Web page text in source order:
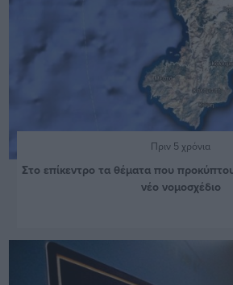
Πριν 5 χρόνια
Στο επίκεντρο τα θέματα που
νέο νομοσχέδιο